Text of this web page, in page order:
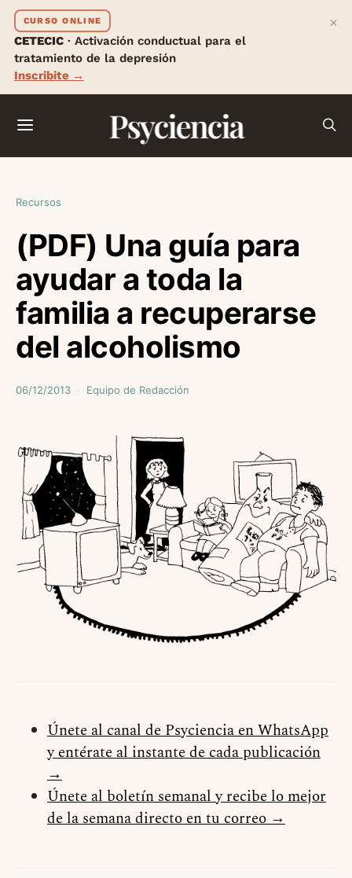
CURSO ONLINE
CETECIC · Activación conductual para el
tratamiento de la depresión
Inscribite →
×
Psyciencia
Recursos
(PDF) Una guía para
ayudar a toda la
familia a recuperarse
del alcoholismo
06/12/2013 Equipo de Redacción
Únete al canal de Psyciencia en WhatsApp
y entérate al instante de cada publicación
→
Únete al boletín semanal y recibe lo mejor
de la semana directo en tu correo →